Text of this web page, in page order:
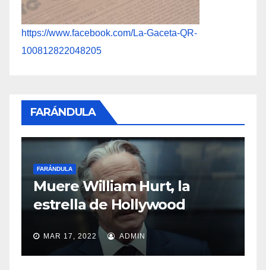
https://www.facebook.com/La-Gaceta-QR-
100812822048205
FARÁNDULA
FARÁNDULA
Muere William Hurt, la
estrella de Hollywood
MAR 17, 2022 ADMIN